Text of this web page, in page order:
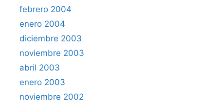
febrero 2004
enero 2004
diciembre 2003
noviembre 2003
abril 2003
enero 2003
noviembre 2002